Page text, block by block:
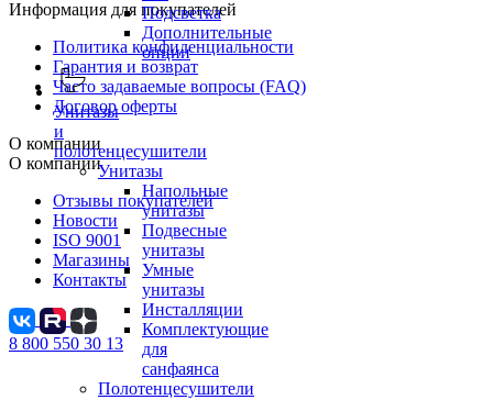
Подсветка
Дополнительные
опции
Унитазы
и
полотенцесушители
Унитазы
Напольные
унитазы
Подвесные
унитазы
Умные
унитазы
Инсталляции
Комплектующие
для
санфаянса
Полотенцесушители
Информация для покупателей
Политика конфиденциальности
Гарантия и возврат
Часто задаваемые вопросы (FAQ)
Договор оферты
О компании
О компании
Отзывы покупателей
Новости
ISO 9001
Магазины
Контакты
8 800 550 30 13